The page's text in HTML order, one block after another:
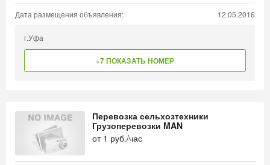
Дата размещения объявления: 12.05.2016
г.Уфа
+7 ПОКАЗАТЬ НОМЕР
Перевозка сельхозтехники
Грузоперевозки MAN
от 1 руб./час